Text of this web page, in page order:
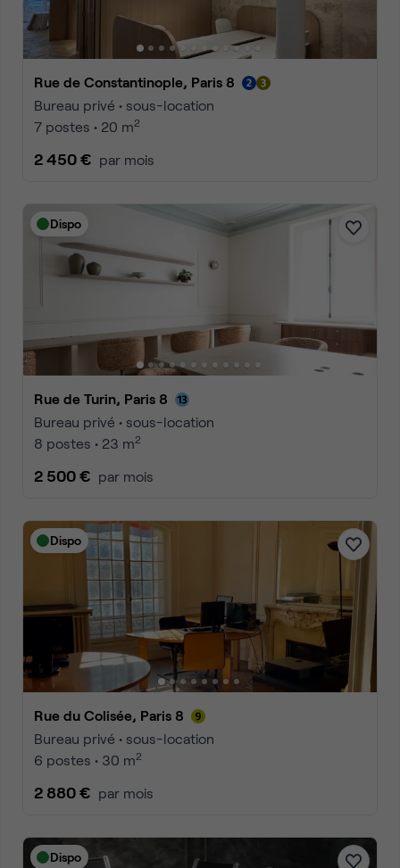
Rue de Constantinople, Paris 8
Bureau privé • sous-location
7 postes • 20 m2
2 450 € par mois
Dispo
Rue de Turin, Paris 8
Bureau privé • sous-location
8 postes • 23 m2
2 500 € par mois
Dispo
Rue du Colisée, Paris 8
Bureau privé • sous-location
6 postes • 30 m2
2 880 € par mois
Dispo